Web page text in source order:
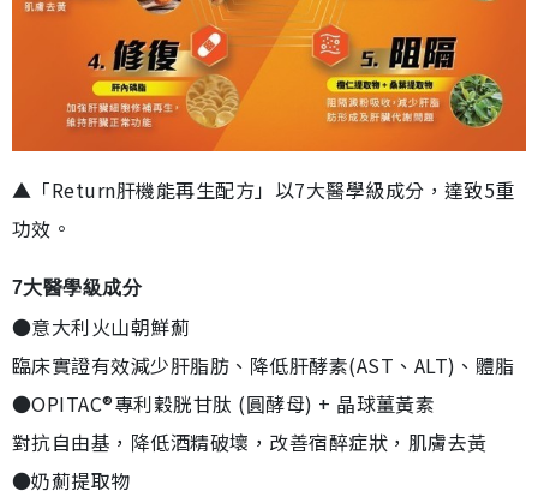
▲「Return肝機能再生配方」以7大醫學級成分，達致5重
功效。
7大醫學級成分
●意大利火山朝鮮薊
臨床實證有效減少肝脂肪、降低肝酵素(AST、ALT)、體脂
●OPITAC®專利穀胱甘肽 (圓酵母) + 晶球薑黃素
對抗自由基，降低酒精破壞，改善宿醉症狀，肌膚去黃
●奶薊提取物